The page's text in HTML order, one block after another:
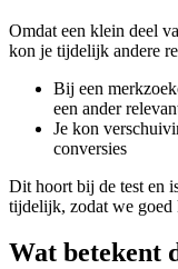
Omdat een klein deel
kon je tijdelijk andere
Bij een
een ander
Je kon
conversies
Dit hoort bij de test en
tijdelijk, zodat we goed
Wat betekent